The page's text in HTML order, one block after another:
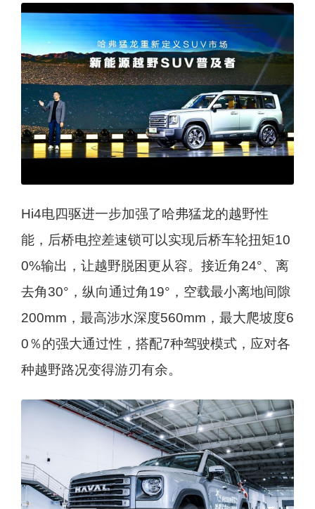
Hi4电四驱进一步加强了哈弗猛龙的越野性
能，后桥电控差速锁可以实现后桥车轮扭矩10
0%输出，让越野脱困更从容。接近角24°、离
去角30°，纵向通过角19°，空载最小离地间隙
200mm，最高涉水深度560mm，最大爬坡度6
0％的强大通过性，搭配7种驾驶模式，应对各
种越野路况变得游刃有余。